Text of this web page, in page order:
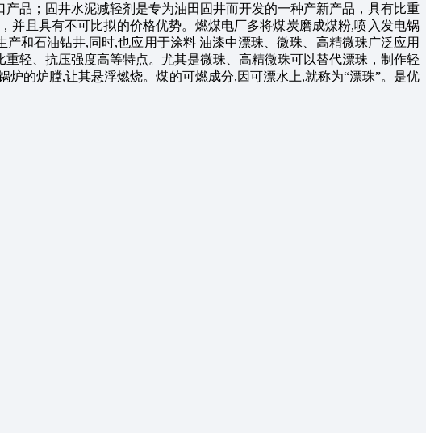
品；固井水泥减轻剂是专为油田固井而开发的一种产新产品，具有比重
并且具有不可比拟的价格优势。燃煤电厂多将煤炭磨成煤粉,喷入发电锅
和石油钻井,同时,也应用于涂料 油漆中漂珠、微珠、高精微珠广泛应用
轻、抗压强度高等特点。尤其是微珠、高精微珠可以替代漂珠，制作轻
的炉膛,让其悬浮燃烧。煤的可燃成分,因可漂水上,就称为“漂珠”。是优